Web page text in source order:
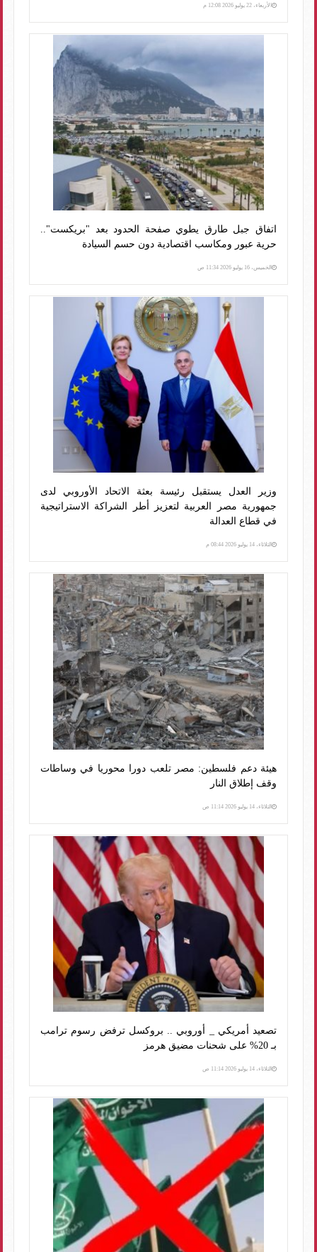
الأربعاء، 22 يوليو 2026 12:08 م
اتفاق جبل طارق يطوي صفحة الحدود بعد "بريكست"..
حرية عبور ومكاسب اقتصادية دون حسم السيادة
الخميس، 16 يوليو 2026 11:34 ص
وزير العدل يستقبل رئيسة بعثة الاتحاد الأوروبي لدى
جمهورية مصر العربية لتعزيز أطر الشراكة الاستراتيجية
في قطاع العدالة
الثلاثاء، 14 يوليو 2026 08:44 م
هيئة دعم فلسطين: مصر تلعب دورا محوريا في وساطات
وقف إطلاق النار
الثلاثاء، 14 يوليو 2026 11:14 ص
تصعيد أمريكي _ أوروبي .. بروكسل ترفض رسوم ترامب
بـ 20% على شحنات مضيق هرمز
الثلاثاء، 14 يوليو 2026 11:14 ص